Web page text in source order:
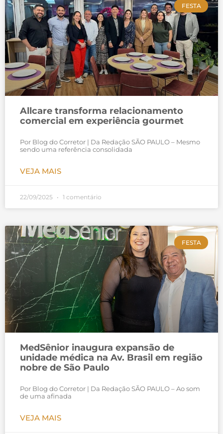
FESTA
Allcare transforma relacionamento
comercial em experiência gourmet
Por Blog do Corretor | Da Redação SÃO PAULO – Mesmo
sendo uma referência consolidada
VEJA MAIS
22/09/2025 1 comentário
FESTA
MedSênior inaugura expansão de
unidade médica na Av. Brasil em região
nobre de São Paulo
Por Blog do Corretor | Da Redação SÃO PAULO – Ao som
de uma afinada
VEJA MAIS